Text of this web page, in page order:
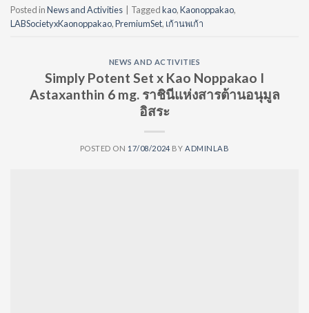
Posted inNews and Activities Taggedkao,Kaonoppakao,
LABSocietyxKaonoppakao,PremiumSet, เก้านพเก้า
NEWS AND ACTIVITIES
Simply Potent Set x Kao Noppakao I
Astaxanthin 6 mg. ราชินีแห่งสารต้านอนุมูล
อิสระ
POSTED ON 17/08/2024 BY ADMINLAB